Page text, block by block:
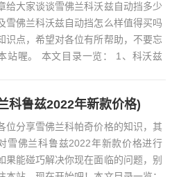
给大家谈谈雪佛兰科沃兹自动挡多少
雪佛兰科沃兹自动挡怎么样值得买吗
识点，希望对各位有所帮助，不要忘
站喔。 本文目录一览： 1、科沃兹
科鲁兹2022年新款价格)
位分享雪佛兰科帕奇价格的知识，其
雪佛兰科鲁兹2022年新款价格进行
果能碰巧解决你现在面临的问题，别